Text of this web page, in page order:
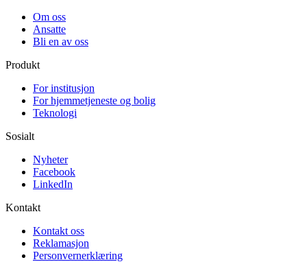
Om oss
Ansatte
Bli en av oss
Produkt
For institusjon
For hjemmetjeneste og bolig
Teknologi
Sosialt
Nyheter
Facebook
LinkedIn
Kontakt
Kontakt oss
Reklamasjon
Personvernerklæring